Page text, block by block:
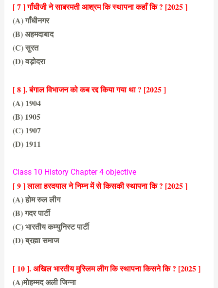
[ 7 ] गाँधीजी ने साबरमती आश्रम कि स्थापना कहाँ कि ? [2025 ]
(A) गाँधीनगर
(B) अहमदाबाद
(C) सुरत
(D) वड़ोदरा
[ 8 ]. बंगाल विभाजन को कब रद्द किया गया था ? [2025 ]
(A) 1904
(B) 1905
(C) 1907
(D) 1911
Class 10 History Chapter 4 objective
[ 9 ] लाला हरदयाल ने निम्न में से किसकी स्थापना कि ? [2025 ]
(A) होम रुल लीग
(B) गदर पार्टी
(C) भारतीय कम्युनिस्ट पार्टी
(D) ब्रह्मा समाज
[ 10 ]. अखिल भारतीय मुस्लिम लीग कि स्थापना किसने कि ? [2025 ]
(A)मोहम्मद अली जिन्ना